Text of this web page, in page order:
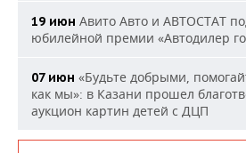
19 июн Авито Авто и АВТОСТАТ
юбилейной премии «Автодилер
07 июн «Будьте добрыми,
как мы»: в Казани прошел
аукцион картин детей с ДЦП